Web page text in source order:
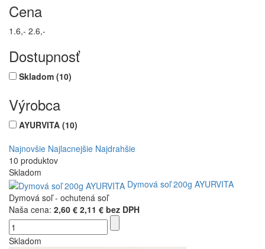
Cena
1.6,- 2.6,-
Dostupnosť
Skladom (10)
Výrobca
AYURVITA (10)
Najnovšie Najlacnejšie Najdrahšie
10 produktov
Skladom
Dymová soľ 200g AYURVITA
Dymová soľ - ochutená soľ
Naša cena: 2,60 € 2,11 € bez DPH
Skladom